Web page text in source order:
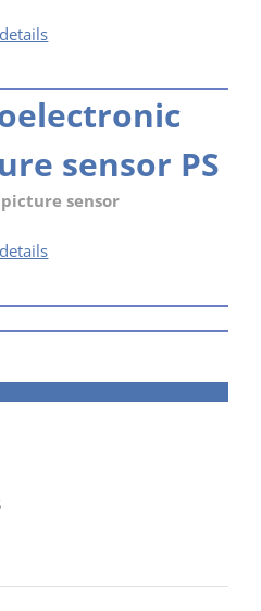
Picture
BMS1
sensor PS
sensor
Optoelectronic